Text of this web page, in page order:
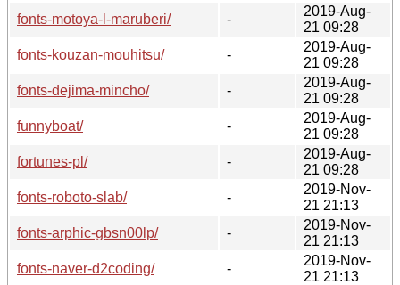
fonts-motoya-l-maruberi/
-
2019-Aug-
21 09:28
fonts-kouzan-mouhitsu/
-
2019-Aug-
21 09:28
fonts-dejima-mincho/
-
2019-Aug-
21 09:28
funnyboat/
-
2019-Aug-
21 09:28
fortunes-pl/
-
2019-Aug-
21 09:28
fonts-roboto-slab/
-
2019-Nov-
21 21:13
fonts-arphic-gbsn00lp/
-
2019-Nov-
21 21:13
fonts-naver-d2coding/
-
2019-Nov-
21 21:13